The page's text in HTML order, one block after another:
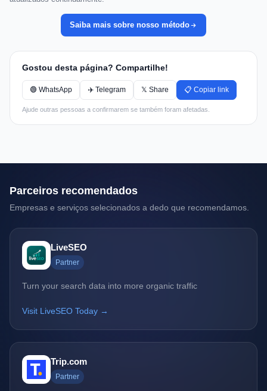
Saiba mais sobre nosso método
Gostou desta página? Compartilhe!
🟢 WhatsApp ✈️ Telegram 𝕏 Share 📋 Copiar link
Ajude outras pessoas a confirmarem se também foram afetadas.
Parceiros recomendados
Empresas e serviços selecionados a dedo que recomendamos.
LiveSEO
Partner
Turn your search data into more organic traffic
Visit LiveSEO Today →
Trip.com
Partner